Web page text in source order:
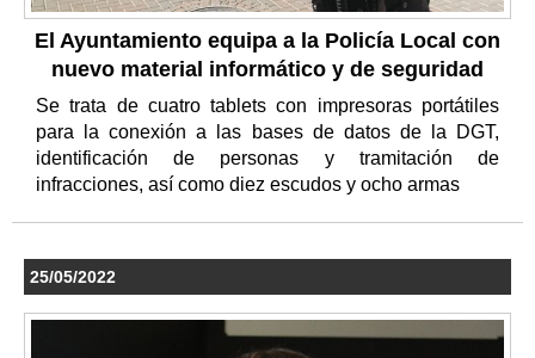
El Ayuntamiento equipa a la Policía Local con
nuevo material informático y de seguridad
Se trata de cuatro tablets con impresoras portátiles
para la conexión a las bases de datos de la DGT,
identificación de personas y tramitación de
infracciones, así como diez escudos y ocho armas
25/05/2022